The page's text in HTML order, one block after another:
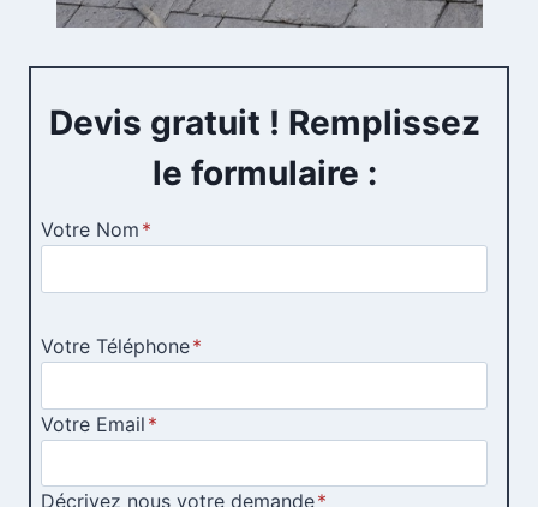
Devis gratuit ! Remplissez
le formulaire :
Votre Nom *
Votre Téléphone*
Votre Email *
Décrivez nous votre demande*